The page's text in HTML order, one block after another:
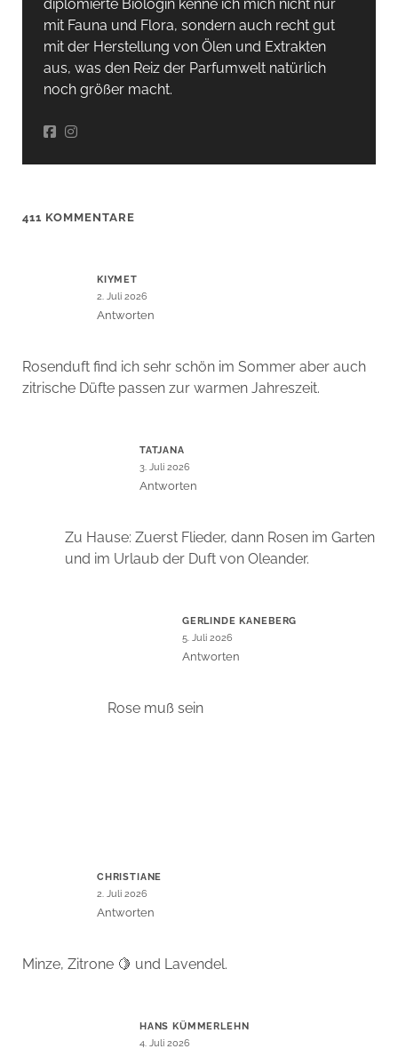
diplomierte Biologin kenne ich mich nicht nur
mit Fauna und Flora, sondern auch recht gut
mit der Herstellung von Ölen und Extrakten
aus, was den Reiz der Parfumwelt natürlich
noch größer macht.
411 KOMMENTARE
KIYMET
2. Juli 2026
Antworten
Rosenduft find ich sehr schön im Sommer aber auch
zitrische Düfte passen zur warmen Jahreszeit.
TATJANA
3. Juli 2026
Antworten
Zu Hause: Zuerst Flieder, dann Rosen im Garten
und im Urlaub der Duft von Oleander.
GERLINDE KANEBERG
5. Juli 2026
Antworten
Rose muß sein
CHRISTIANE
2. Juli 2026
Antworten
Minze, Zitrone 🍋 und Lavendel.
HANS KÜMMERLEHN
4. Juli 2026